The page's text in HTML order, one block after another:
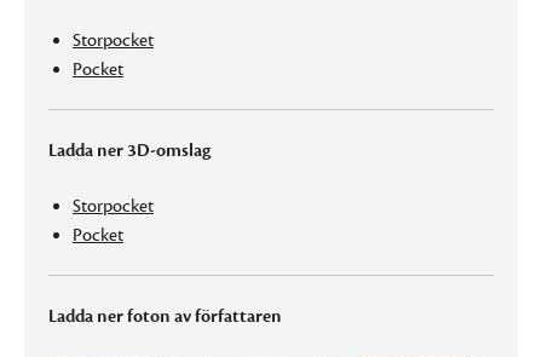
Storpocket
Pocket
Ladda ner 3D-omslag
Storpocket
Pocket
Ladda ner foton av författaren